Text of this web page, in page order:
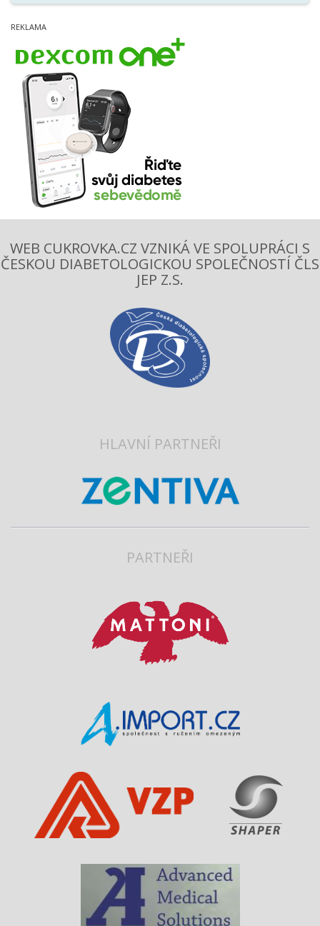
WEB CUKROVKA.CZ VZNIKÁ VE SPOLUPRÁCI S
ČESKOU DIABETOLOGICKOU SPOLEČNOSTÍ ČLS
JEP Z.S.
HLAVNÍ PARTNEŘI
PARTNEŘI